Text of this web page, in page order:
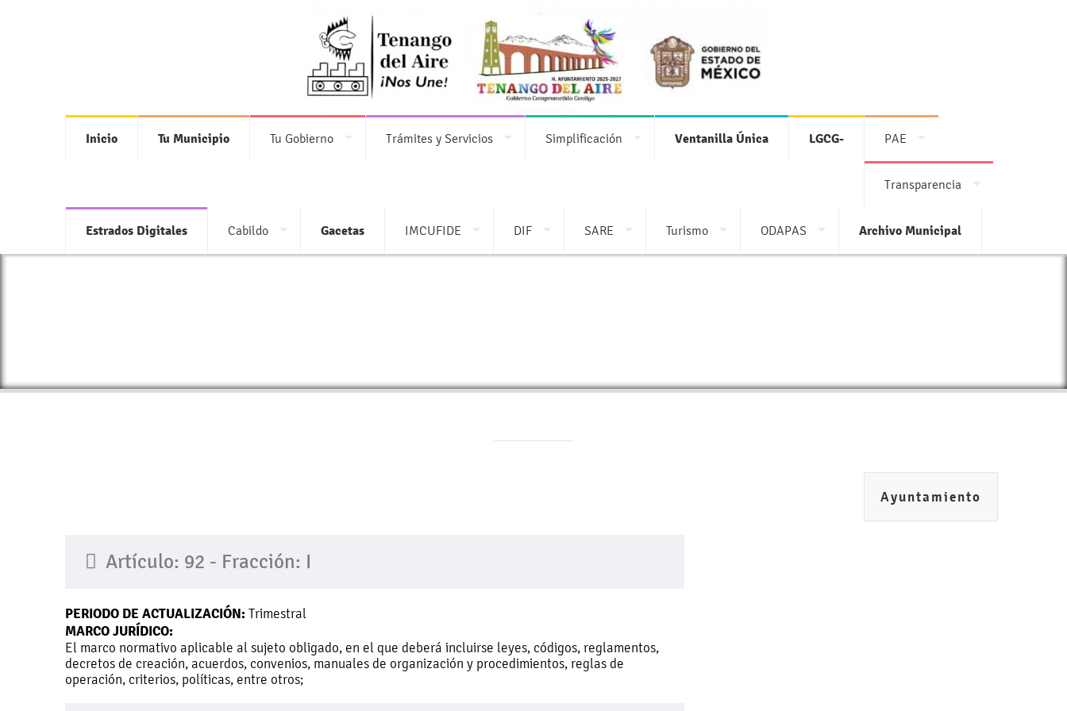
Inicio Tu Municipio Tu Gobierno Trámites y Servicios Simplificación Ventanilla Única LGCG- PAE
Transparencia
Estrados Digitales Cabildo Gacetas IMCUFIDE DIF SARE Turismo ODAPAS Archivo Municipal
Ayuntamiento
Artículo: 92 - Fracción: I
PERIODO DE ACTUALIZACIÓN: Trimestral
MARCO JURÍDICO:
El marco normativo aplicable al sujeto obligado, en el que deberá incluirse leyes, códigos, reglamentos,
decretos de creación, acuerdos, convenios, manuales de organización y procedimientos, reglas de
operación, criterios, políticas, entre otros;